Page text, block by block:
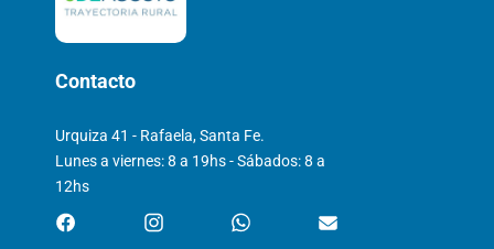
Contacto
Urquiza 41 - Rafaela, Santa Fe.
Lunes a viernes: 8 a 19hs - Sábados: 8 a
12hs